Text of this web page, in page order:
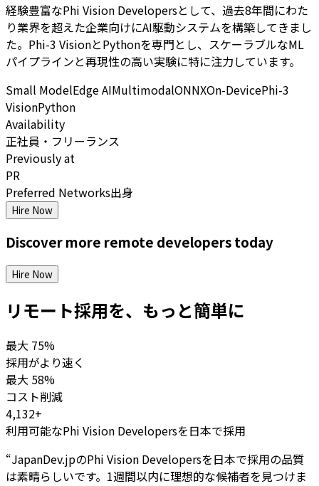
経験豊富なPhi Vision Developersとして、過去8年間にわた
り業界を超えた企業向けにAI駆動システムを構築してきまし
た。Phi-3 VisionとPythonを専門とし、スケーラブルなML
パイプラインと再現性の高い実験に特に注力しています。
Small ModelEdge AIMultimodalONNXOn-DevicePhi-3
VisionPython
Availability
正社員・フリーランス
Previously at
PR
Preferred Networks出身
Hire Now
Discover more remote developerstoday
Hire Now
リモート採用を、もっと簡単に
最大 75%
採用がより速く
最大 58%
コスト削減
4,132+
利用可能なPhi Vision Developersを日本で採用
“JapanDev.jpのPhi Vision Developersを日本で採用の品質
は素晴らしいです。1週間以内に理想的な候補者を見つけま